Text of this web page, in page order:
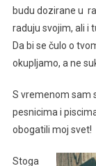
budu dozirane u
raduju svojim, ali i
Da bi se čulo o
okupljamo, a ne
S vremenom sam
pesnicima i
obogatili moj svet!
Stoga